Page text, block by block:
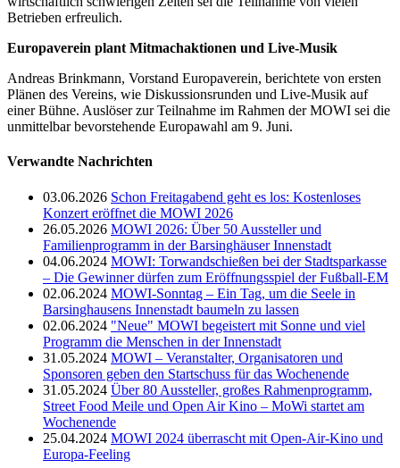
Betrieben erfreulich.
Europaverein plant Mitmachaktionen und Live-Musik
Andreas Brinkmann, Vorstand Europaverein, berichtete von ersten
Plänen des Vereins, wie Diskussionsrunden und Live-Musik auf
einer Bühne. Auslöser zur Teilnahme im Rahmen der MOWI sei die
unmittelbar bevorstehende Europawahl am 9. Juni.
Verwandte Nachrichten
03.06.2026 Schon Freitagabend geht es los: Kostenloses
Konzert eröffnet die MOWI 2026
26.05.2026 MOWI 2026: Über 50 Aussteller und
Familienprogramm in der Barsinghäuser Innenstadt
04.06.2024 MOWI: Torwandschießen bei der Stadtsparkasse
– Die Gewinner dürfen zum Eröffnungsspiel der Fußball-EM
02.06.2024 MOWI-Sonntag – Ein Tag, um die Seele in
Barsinghausens Innenstadt baumeln zu lassen
02.06.2024 "Neue" MOWI begeistert mit Sonne und viel
Programm die Menschen in der Innenstadt
31.05.2024 MOWI – Veranstalter, Organisatoren und
Sponsoren geben den Startschuss für das Wochenende
31.05.2024 Über 80 Aussteller, großes Rahmenprogramm,
Street Food Meile und Open Air Kino – MoWi startet am
Wochenende
25.04.2024 MOWI 2024 überrascht mit Open-Air-Kino und
Europa-Feeling